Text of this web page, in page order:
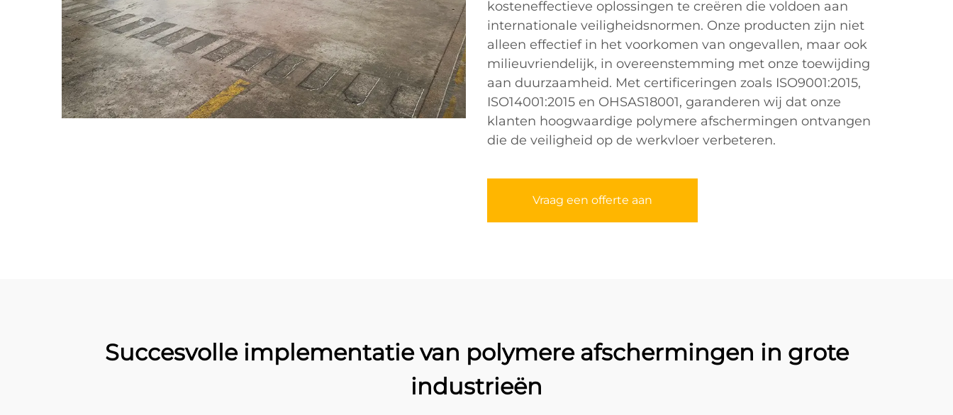
kosteneffectieve oplossingen te creëren die voldoen aan
internationale veiligheidsnormen. Onze producten zijn niet
alleen effectief in het voorkomen van ongevallen, maar ook
milieuvriendelijk, in overeenstemming met onze toewijding
aan duurzaamheid. Met certificeringen zoals ISO9001:2015,
ISO14001:2015 en OHSAS18001, garanderen wij dat onze
klanten hoogwaardige polymere afschermingen ontvangen
die de veiligheid op de werkvloer verbeteren.
Vraag een offerte aan
Succesvolle implementatie van polymere afschermingen in grote
industrieën